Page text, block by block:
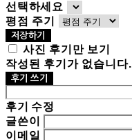
선택하세요
평점 주기
저장하기
사진 후기만 보기
작성된 후기가 없습니다.
후기 쓰기
후기 수정
글쓴이
이메일